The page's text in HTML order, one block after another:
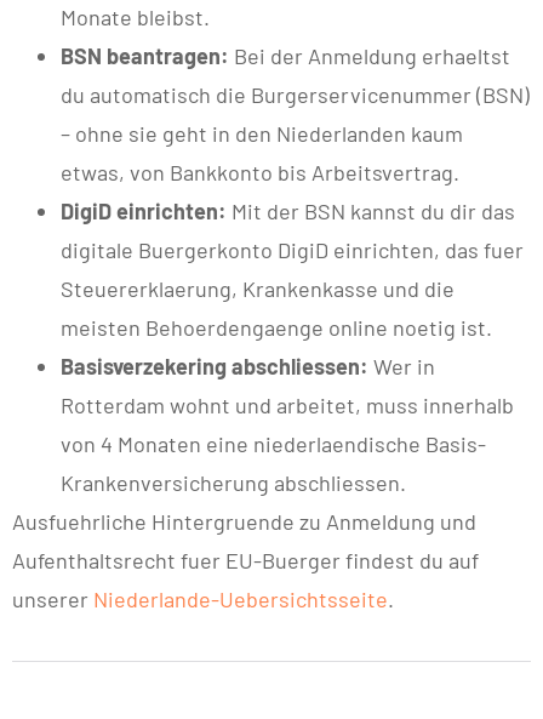
Monate bleibst.
BSN beantragen: Bei der Anmeldung erhaeltst
du automatisch die Burgerservicenummer (BSN)
– ohne sie geht in den Niederlanden kaum
etwas, von Bankkonto bis Arbeitsvertrag.
DigiD einrichten: Mit der BSN kannst du dir das
digitale Buergerkonto DigiD einrichten, das fuer
Steuererklaerung, Krankenkasse und die
meisten Behoerdengaenge online noetig ist.
Basisverzekering abschliessen: Wer in
Rotterdam wohnt und arbeitet, muss innerhalb
von 4 Monaten eine niederlaendische Basis-
Krankenversicherung abschliessen.
Ausfuehrliche Hintergruende zu Anmeldung und
Aufenthaltsrecht fuer EU-Buerger findest du auf
unserer Niederlande-Uebersichtsseite.